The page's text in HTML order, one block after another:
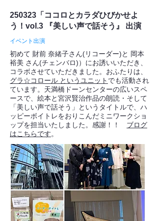
250323「ココロとカラダひびかせよ
う！vol.3 『美しい声で話そう』 出演
イベント出演
初めて 財前 奈緒子さん(リコーダー)と 岡本
裕美 さん(チェンバロ)）にお誘いいただき、
コラボさせていただきました。おふたりは、
グラ☆コロール というユニット でも活動され
ています。天満橋ドーンセンターの広いスペ
ースで、絵本と宮沢賢治作品の朗読・そして
「美しい声で話そう」というタイトルで、ハ
ッピーボイトレをおりこんだミニワークショ
ップを担当いたしました。感謝！！ ブログ
はこちらです。